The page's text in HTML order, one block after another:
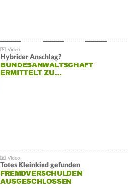
Hybrider Anschlag?
BUNDESANWALTSCHAFT
ERMITTELT ZU…
Totes Kleinkind gefunden
FREMDVERSCHULDEN
AUSGESCHLOSSEN